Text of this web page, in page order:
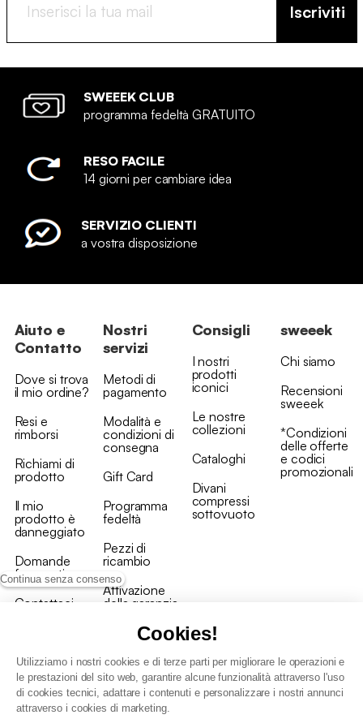
Continua senza consenso
Cookies!
Utilizziamo i nostri cookies e di terze parti per migliorare le operazioni e
le prestazioni del sito web, garantire alcune funzionalità attraverso l'uso
di cookies tecnici, adattare i contenuti e personalizzare i nostri annunci
attraverso i cookies di marketing.
Iscriviti
SWEEEK CLUB
programma fedeltà GRATUITO
RESO FACILE
14 giorni per cambiare idea
SERVIZIO CLIENTI
a vostra disposizione
Aiuto e
Contatto
Dove si trova
il mio ordine?
Resi e
rimborsi
Richiami di
prodotto
Il mio
prodotto è
danneggiato
Domande
frequenti
Contattaci
Nostri
servizi
Metodi di
pagamento
Modalità e
condizioni di
consegna
Gift Card
Programma
fedeltà
Pezzi di
ricambio
Attivazione
della garanzia
Consigli
I nostri
prodotti
iconici
Le nostre
collezioni
Cataloghi
Divani
compressi
sottovuoto
sweeek
Chi siamo
Recensioni
sweeek
*Condizioni
delle offerte
e codici
promozionali
Condizioni generali vendita